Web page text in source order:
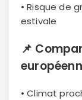
• Risque de
estivale
📌
• Climat